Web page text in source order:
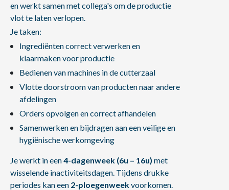
en werkt samen met collega's om de productie
vlot te laten verlopen.
Je taken:
Ingrediënten correct verwerken en
klaarmaken voor productie
Bedienen van machines in de cutterzaal
Vlotte doorstroom van producten naar andere
afdelingen
Orders opvolgen en correct afhandelen
Samenwerken en bijdragen aan een veilige en
hygiënische werkomgeving
Je werkt in een4-dagenweek (6u – 16u) met
wisselende inactiviteitsdagen. Tijdens drukke
periodes kan een 2-ploegenweekvoorkomen.